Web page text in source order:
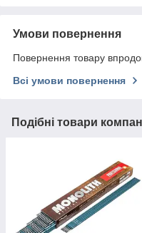
Умови повернення
Повернення товару
Всі умови повернення
Подібні товари